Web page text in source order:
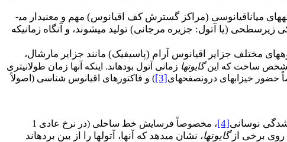
میان­اقیانوسی (مراکز گسترش کف اقیانوس) مهم و معنی­دار می­
زیرسطحی (یا آتول: جزیره مرجانی) تولید می­شوند، و آنگاه زمانی­که
مختلف جزایر اقیانوس آرام (پاسیفیک) مانند جزایر مارشال،
مشخص ساخت که اینگایوت­ها زمانی آتول بوده­اند. اینکه آنها زمان طولانی­تری
حضور خیزاب­های درون­صفحه­ای[3]) و فاکتورهای اقیانوس شناسی (اصولاً
شدگی نوسانی[4]
، مخصوصاً فرسایش خط ساحلی (در نرخ عادی 1
روی برخی ازگایوت­ها، نشان می­دهد که آنها، آتول­ها را از بین برده­اند